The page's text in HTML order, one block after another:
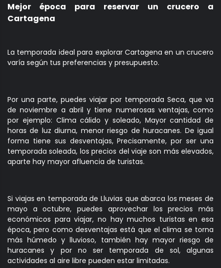
Mejor época para reservar un crucero a
Cartagena
La temporada ideal para explorar Cartagena en un crucero
varía según tus preferencias y presupuesto.
Por una parte, puedes viajar por temporada Seca, que va
de noviembre a abril y tiene numerosas ventajas, como
por ejemplo: Clima cálido y soleado, Mayor cantidad de
horas de luz diurna, menor riesgo de huracanes. De igual
forma tiene sus desventajas, Precisamente, por ser una
temporada soleada, los precios del viaje son más elevados,
aparte hay mayor afluencia de turistas.
Si viajas en temporada de Lluvias que abarca los meses de
mayo a octubre, puedes aprovechar los precios más
económicos para viajar, no hay muchos turistas en esa
época, pero como desventajas está que el clima se torna
más húmedo y lluvioso, también hay mayor riesgo de
huracanes y por no ser temporada de sol, algunas
actividades al aire libre pueden estar limitadas.